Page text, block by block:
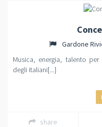
Gardone
Musica, energia, talento
degli italiani[...]
share